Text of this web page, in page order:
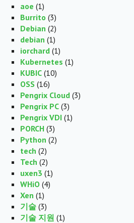
aoe (1)
Burrito (3)
Debian (2)
debian (1)
iorchard (1)
Kubernetes (1)
KUBIC (10)
OSS (16)
Pengrix Cloud (3)
Pengrix PC (3)
Pengrix VDI (1)
PORCH (3)
Python (2)
tech (2)
Tech (2)
uxen3 (1)
WHiO (4)
Xen (1)
기술 (3)
기술 지원 (1)